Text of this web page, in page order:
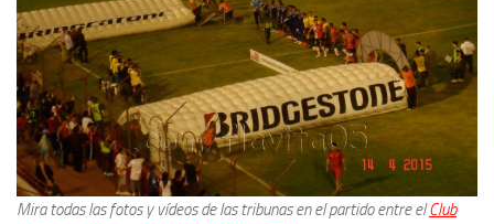
Mira todas las fotos y vídeos de las tribunas en el partido entre elClub